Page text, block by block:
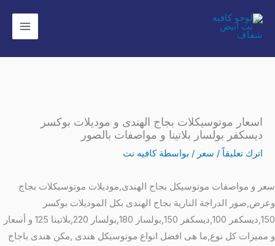
اسعار موتوسيكلات بجاج الهندى و موديلات بوكسر
ديسكفر بولسار بلاتينا و مواصفات بالصور
اترك تعليقاً / سعر/ بواسطة كافيه نت
و مواصفات موتوسيكل بجاج الهندى,موديلات موتوسيكلات بجاج
الدراجة النارية بجاج الهندى بكل الموديلات بوكسر
150,ديسكفر 100,ديسكفر 150,بولسار 180,بولسار 220,بلاتينا 125 و أسعار
مميزات كل نوع,ما هى افضل انواع موتوسيكل هندى ,مكن هندى باجاج